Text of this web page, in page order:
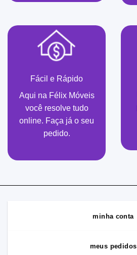
Fácil e Rápido
Aqui na Félix Móveis
você resolve tudo
online. Faça já o seu
pedido.
minha conta
meus pedidos